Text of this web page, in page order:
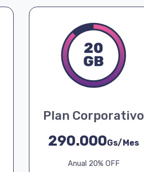
Plan Corporativo
290.000Gs/Mes
Anual 20% OFF